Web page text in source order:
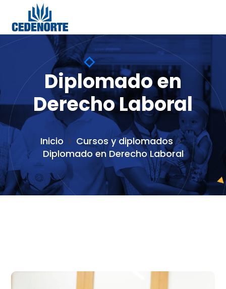
Diplomado en
Derecho Laboral
Inicio
Cursos y diplomados
Diplomado en Derecho Laboral